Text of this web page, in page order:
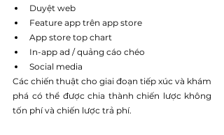
Duyệt web
Feature app trên app store
App store top chart
In-app ad / quảng cáo chéo
Social media
Các chiến thuật cho giai đoạn tiếp xúc và khám
phá có thể được chia thành chiến lược không
tốn phí và chiến lược trả phí.